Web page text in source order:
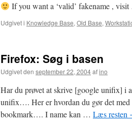
If you want a ‘valid’ fakename ,
Udgivet i Knowledge Base, Old Base,
Firefox: Søg i basen
Udgivet den september 22, 2004afino
Har du prøvet at skrive [google unifix] i
unifix…. Her er hvordan du gør det
bookmark…. I name kan … Læs resten